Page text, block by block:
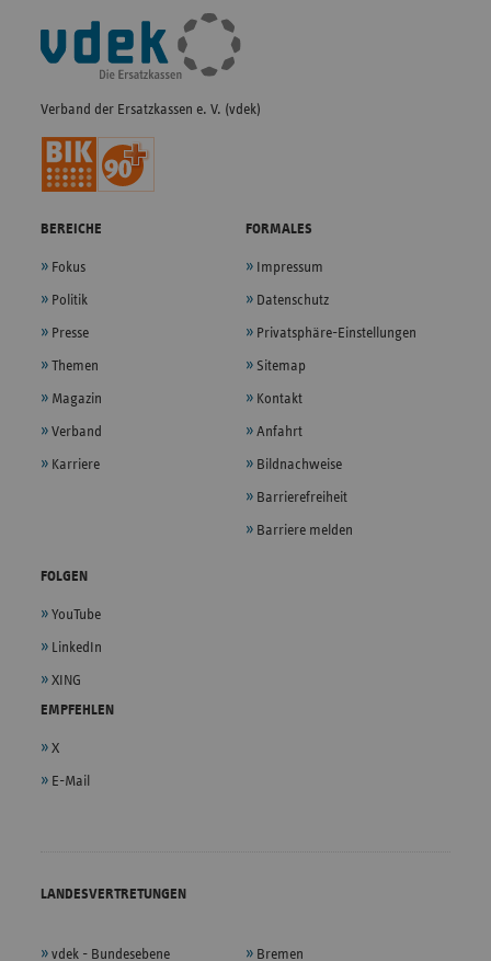
Fußleisten-
Navigation
Verband der Ersatzkassen e. V. (vdek)
BEREICHE
Fokus
Politik
Presse
Themen
Magazin
Verband
Karriere
FORMALES
Impressum
Datenschutz
Privatsphäre-Einstellungen
Sitemap
Kontakt
Anfahrt
Bildnachweise
Barrierefreiheit
Barriere melden
FOLGEN
YouTube
LinkedIn
XING
EMPFEHLEN
X
E-Mail
LANDESVERTRETUNGEN
vdek - Bundesebene Bremen